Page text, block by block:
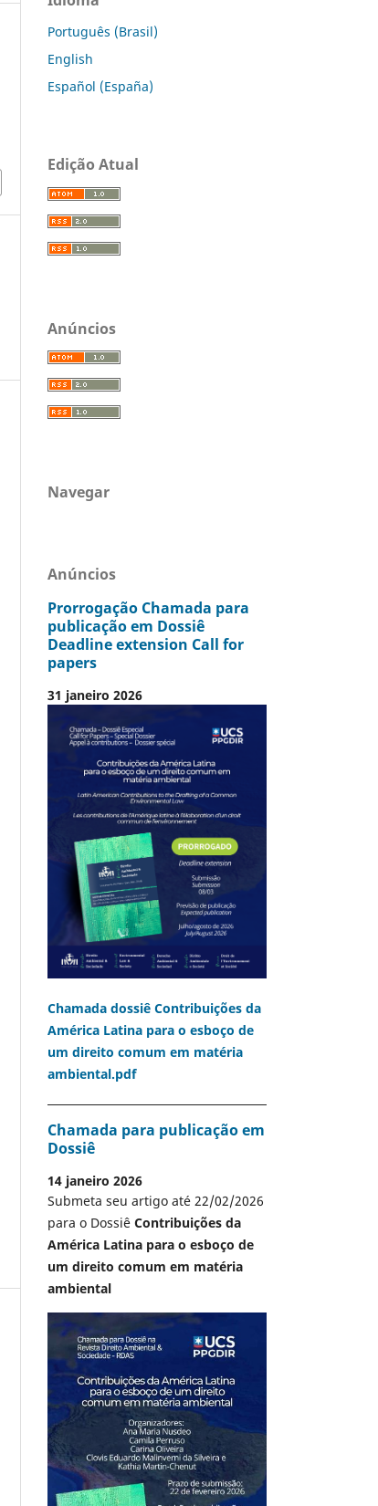
Português (Brasil)
English
Español (España)
Edição Atual
Anúncios
Navegar
Anúncios
Prorrogação Chamada para
publicação em Dossiê
Deadline extension Call for
papers
31 janeiro 2026
Chamada dossiê Contribuições da
América Latina para o esboço de
um direito comum em matéria
ambiental.pdf
Chamada para publicação em
Dossiê
14 janeiro 2026
Submeta seu artigo até 22/02/2026
para o Dossiê Contribuições da
América Latina para o esboço de
um direito comum em matéria
ambiental